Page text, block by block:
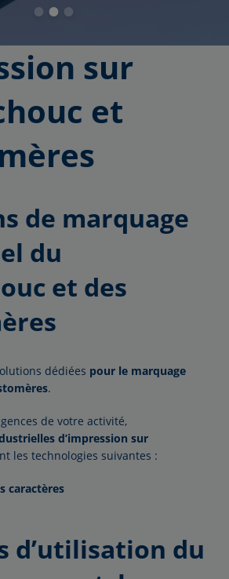
sur
et
de marquage
du
et des
dédiées pour le marquage
.
de votre activité,
d’impression sur
les technologies suivantes :
caractères
d’utilisation du